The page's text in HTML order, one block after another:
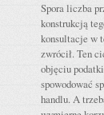
Spora liczba
konstrukcją
konsultacje w
zwrócił. Ten
objęciu
spowodować
handlu. A